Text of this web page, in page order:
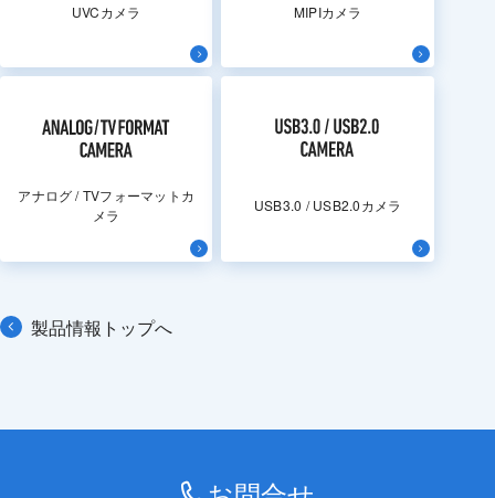
UVCカメラ MIPIカメラ
アナログ / TVフォーマットカ
メラ
USB3.0 / USB2.0カメラ
製品情報トップへ